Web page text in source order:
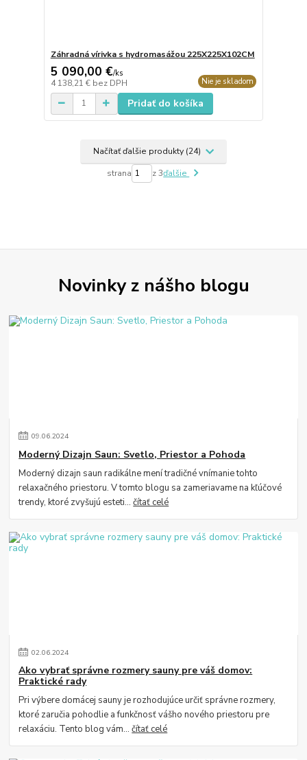
Záhradná vírivka s hydromasážou 225X225X102CM
5 090,00 €/ks
4 138,21 € bez DPH Nie je skladom
Pridať do košíka
Načítať ďalšie produkty (24)
strana z 3ďalšie
Novinky z nášho blogu
09.06.2024
Moderný Dizajn Saun: Svetlo, Priestor a Pohoda
Moderný dizajn saun radikálne mení tradičné vnímanie tohto
relaxačného priestoru. V tomto blogu sa zameriavame na kľúčové
trendy, ktoré zvyšujú esteti...čítať celé
02.06.2024
Ako vybrať správne rozmery sauny pre váš domov:
Praktické rady
Pri výbere domácej sauny je rozhodujúce určiť správne rozmery,
ktoré zaručia pohodlie a funkčnosť vášho nového priestoru pre
relaxáciu. Tento blog vám...čítať celé